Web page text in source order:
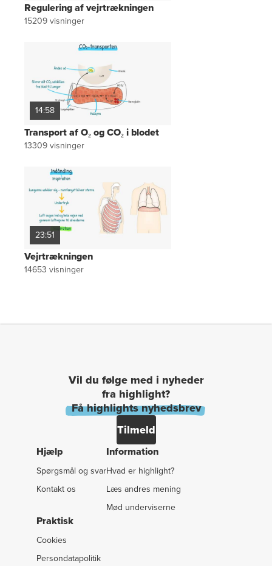
Regulering af vejrtrækningen
15209visninger
14:58
Transport af O₂ og CO₂ i blodet
13309visninger
23:51
Vejrtrækningen
14653 visninger
Vil du følge med i nyheder
fra highlight?
Få highlights nyhedsbrev
Tilmeld
Hjælp
Spørgsmål og svar
Kontakt os
Information
Hvad er highlight?
Læs andres mening
Mød underviserne
Praktisk
Cookies
Persondatapolitik